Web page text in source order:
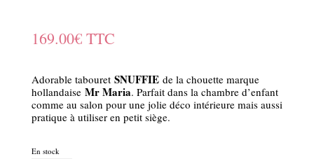
169.00€ TTC
Adorable tabouret SNUFFIEde la chouette marque
hollandaise Mr Maria. Parfait dans la chambre d’enfant
comme au salon pour une jolie déco intérieure mais aussi
pratique à utiliser en petit siège.
En stock